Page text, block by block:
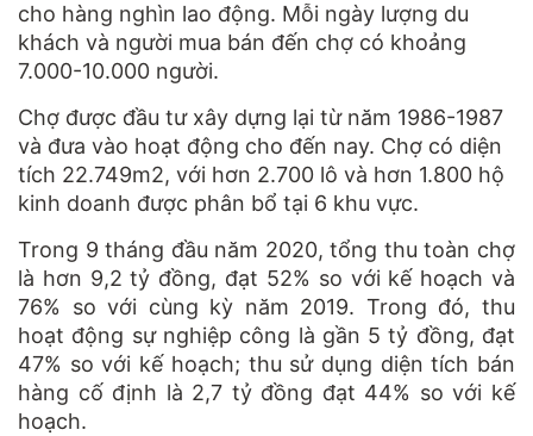
cho hàng nghìn lao động. Mỗi ngày lượng du
khách và người mua bán đến chợ có khoảng
7.000-10.000 người.
Chợ được đầu tư xây dựng lại từ năm 1986-1987
và đưa vào hoạt động cho đến nay. Chợ có diện
tích 22.749m2, với hơn 2.700 lô và hơn 1.800 hộ
kinh doanh được phân bổ tại 6 khu vực.
Trong 9 tháng đầu năm 2020, tổng thu toàn chợ
là hơn 9,2 tỷ đồng, đạt 52% so với kế hoạch và
76% so với cùng kỳ năm 2019. Trong đó, thu
hoạt động sự nghiệp công là gần 5 tỷ đồng, đạt
47% so với kế hoạch; thu sử dụng diện tích bán
hàng cố định là 2,7 tỷ đồng đạt 44% so với kế
hoạch.